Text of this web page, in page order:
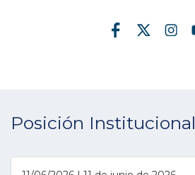
Posición Institucional